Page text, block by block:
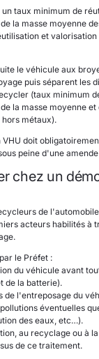
taux minimum de
la masse moyenne
et valorisation
le véhicule aux
puis séparent les
(taux minimum
la masse moyenne
métaux).
doit
peine d'une
chez un
de
acteurs habilités à
le Préfet :
du véhicule avant
de la batterie).
de l'entreposage du
éventuelles
des eaux, etc…).
au recyclage ou à
de ce traitement.